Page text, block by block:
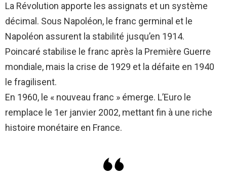
La Révolution apporte les assignats et un système
décimal. Sous Napoléon, le franc germinal et le
Napoléon assurent la stabilité jusqu’en 1914.
Poincaré stabilise le franc après la Première Guerre
mondiale, mais la crise de 1929 et la défaite en 1940
le fragilisent.
En 1960, le « nouveau franc » émerge. L’Euro le
remplace le 1er janvier 2002, mettant fin à une riche
histoire monétaire en France.